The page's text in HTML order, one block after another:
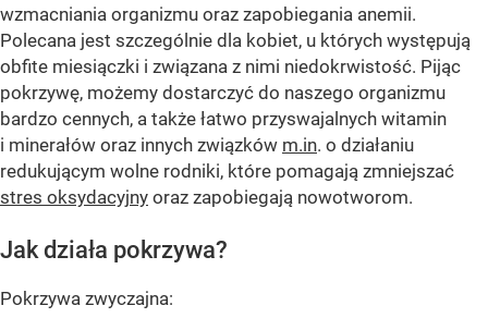
wzmacniania organizmu oraz zapobiegania anemii.
Polecana jest szczególnie dla kobiet, u których występują
obfite miesiączki i związana z nimi niedokrwistość. Pijąc
pokrzywę, możemy dostarczyć do naszego organizmu
bardzo cennych, a także łatwo przyswajalnych witamin
i minerałów oraz innych związków m.in. o działaniu
redukującym wolne rodniki, które pomagają zmniejszać
stres oksydacyjny oraz zapobiegają nowotworom.
Jak działa pokrzywa?
Pokrzywa zwyczajna: